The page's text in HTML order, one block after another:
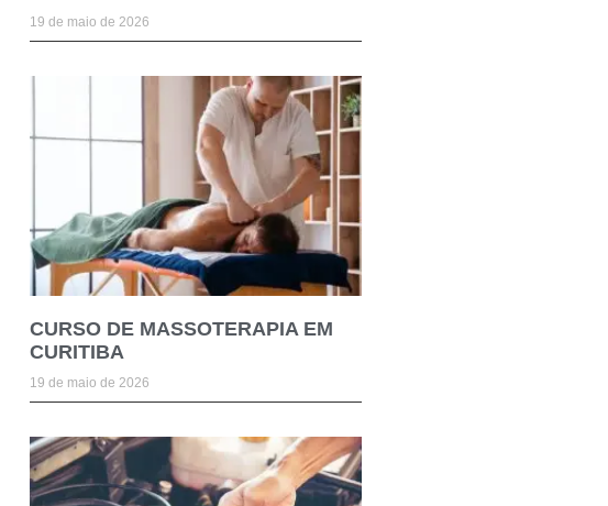
19 de maio de 2026
CURSO DE MASSOTERAPIA EM
CURITIBA
19 de maio de 2026